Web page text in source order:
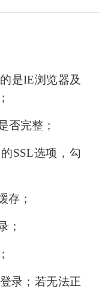
是IE浏览器及
否完整；
SSL选项，勾
存；
；
录；若无法正